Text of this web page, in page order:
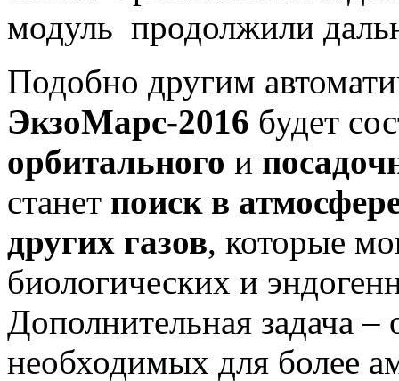
модуль продолжили
Подобно другим
ЭкзоМарс-2016 будет
орбитального и
станет поиск в
других газов, которые
биологических и
Дополнительная задача –
необходимых для более